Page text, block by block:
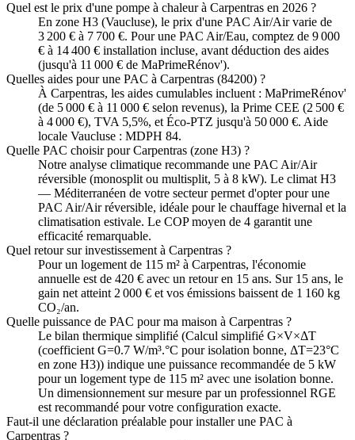
Quel est le prix d'une pompe à chaleur à Carpentras en 2026 ?
En zone H3 (Vaucluse), le prix d'une PAC Air/Air varie de
3 200 € à 7 700 €. Pour une PAC Air/Eau, comptez de 9 000
€ à 14 400 € installation incluse, avant déduction des aides
(jusqu'à 11 000 € de MaPrimeRénov').
Quelles aides pour une PAC à Carpentras (84200) ?
À Carpentras, les aides cumulables incluent : MaPrimeRénov'
(de 5 000 € à 11 000 € selon revenus), la Prime CEE (2 500 €
à 4 000 €), TVA 5,5%, et Éco-PTZ jusqu'à 50 000 €. Aide
locale Vaucluse : MDPH 84.
Quelle PAC choisir pour Carpentras (zone H3) ?
Notre analyse climatique recommande une PAC Air/Air
réversible (monosplit ou multisplit, 5 à 8 kW). Le climat H3
— Méditerranéen de votre secteur permet d'opter pour une
PAC Air/Air réversible, idéale pour le chauffage hivernal et la
climatisation estivale. Le COP moyen de 4 garantit une
efficacité remarquable.
Quel retour sur investissement à Carpentras ?
Pour un logement de 115 m² à Carpentras, l'économie
annuelle est de 420 € avec un retour en 15 ans. Sur 15 ans, le
gain net atteint 2 000 € et vos émissions baissent de 1 160 kg
CO₂/an.
Quelle puissance de PAC pour ma maison à Carpentras ?
Le bilan thermique simplifié (Calcul simplifié G×V×ΔT
(coefficient G=0.7 W/m³.°C pour isolation bonne, ΔT=23°C
en zone H3)) indique une puissance recommandée de 5 kW
pour un logement type de 115 m² avec une isolation bonne.
Un dimensionnement sur mesure par un professionnel RGE
est recommandé pour votre configuration exacte.
Faut-il une déclaration préalable pour installer une PAC à
Carpentras ?